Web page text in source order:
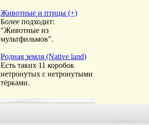
Животные и птицы (+)
Более подходит:
"Животные из
мультфильмов".
Родная земля (Native land)
Есть таких 11 коробок
нетронутых с нетронутыми
тёрками.